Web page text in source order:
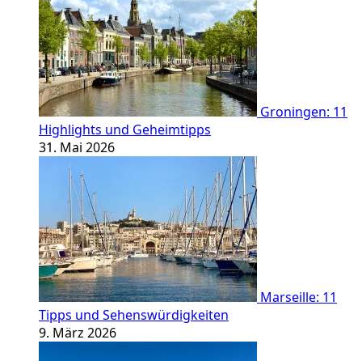
Groningen: 11
Highlights und Geheimtipps
31. Mai 2026
Marseille: 11
Tipps und Sehenswürdigkeiten
9. März 2026